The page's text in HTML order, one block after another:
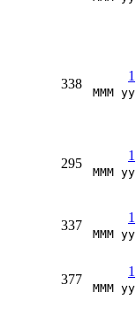
1
MMM yy
338
1
MMM yy
295
1
MMM yy
337
1
MMM yy
377